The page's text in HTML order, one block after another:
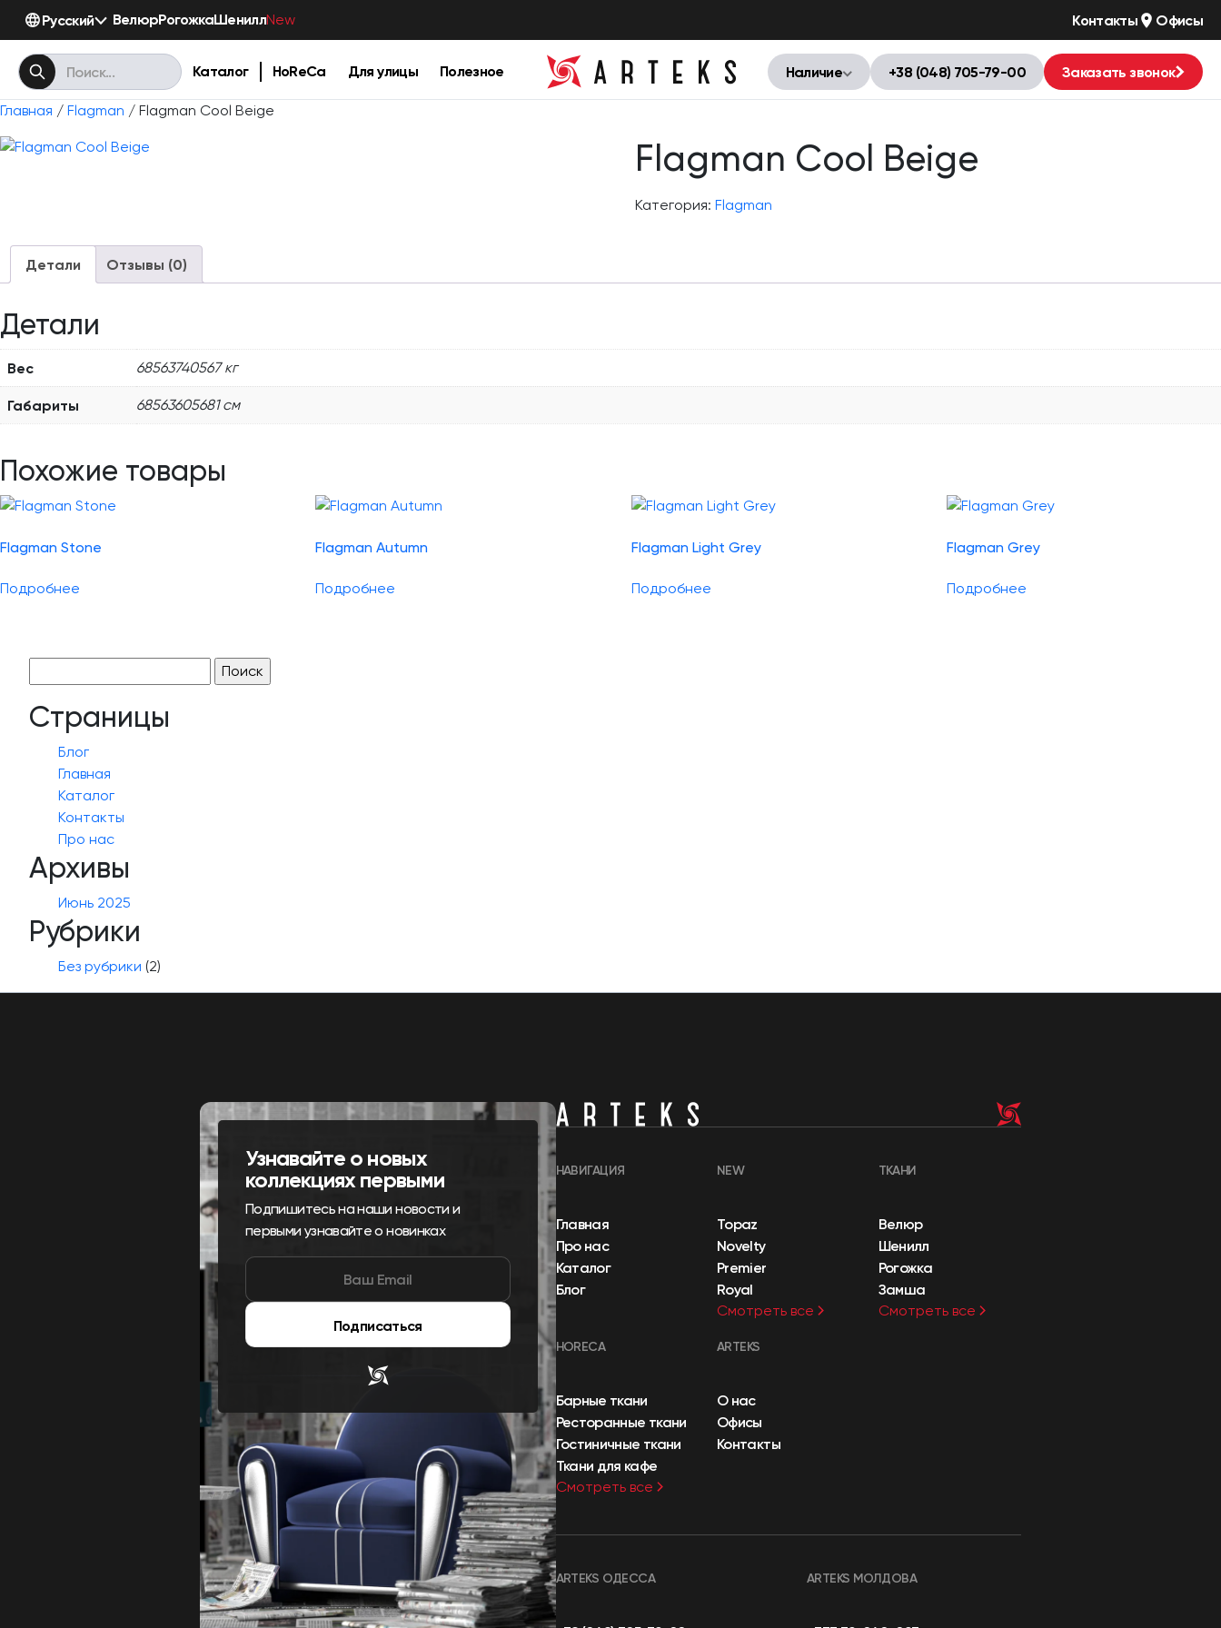
Русский ВелюрРогожкаШениллNew Контакты Офисы
Каталог HoReCa Для улицы Полезное Наличие +38 (048) 705-79-00 Заказать звонок
Главная / Flagman / Flagman Cool Beige
Flagman Cool Beige
Категория: Flagman
Детали Отзывы (0)
Детали
Вес 68563740567 кг
Габариты 68563605681 см
Похожие товары
Flagman Stone
Подробнее
Flagman Autumn
Подробнее
Flagman Light Grey
Подробнее
Flagman Grey
Подробнее
Страницы
Блог
Главная
Каталог
Контакты
Про нас
Архивы
Июнь 2025
Рубрики
Без рубрики (2)
Узнавайте о новых
коллекциях первыми
Подпишитесь на наши новости и
первыми узнавайте о новинках
Подписаться
НАВИГАЦИЯ
Главная
Про нас
Каталог
Блог
NEW
Topaz
Novelty
Premier
Royal
Смотреть все
ТКАНИ
Велюр
Шенилл
Рогожка
Замша
Смотреть все
HORECA
Барные ткани
Ресторанные ткани
Гостиничные ткани
Ткани для кафе
Смотреть все
ARTEKS
О нас
Офисы
Контакты
ARTEKS ОДЕССА ARTEKS МОЛДОВА